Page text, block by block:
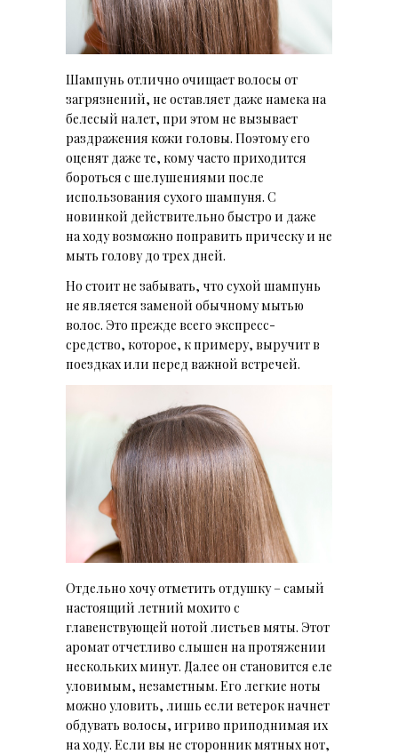
Шампунь отлично очищает волосы от
загрязнений, не оставляет даже намека на
белесый налет, при этом не вызывает
раздражения кожи головы. Поэтому его
оценят даже те, кому часто приходится
бороться с шелушениями после
использования сухого шампуня. С
новинкой действительно быстро и даже
на ходу возможно поправить прическу и не
мыть голову до трех дней.
Но стоит не забывать, что сухой шампунь
не является заменой обычному мытью
волос. Это прежде всего экспресс-
средство, которое, к примеру, выручит в
поездках или перед важной встречей.
Отдельно хочу отметить отдушку – самый
настоящий летний мохито с
главенствующей нотой листьев мяты. Этот
аромат отчетливо слышен на протяжении
нескольких минут. Далее он становится еле
уловимым, незаметным. Его легкие ноты
можно уловить, лишь если ветерок начнет
обдувать волосы, игриво приподнимая их
на ходу. Если вы не сторонник мятных нот,